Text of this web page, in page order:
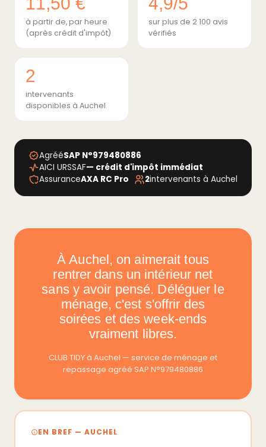
à partir de, par heure
(après crédit d'impôt)
sur plus de 2 100 avis
vérifiés
2
intervenants
disponibles à Auchel
AgrééSAP N°979480886
AICI URSSAF— crédit d'impôt immédiat
AssuranceAXA RC Pro 2intervenants à Auchel
À Auchel, on aimerait tous
rentrer dans un intérieur net
sans y avoir pensé. Déléguer le
ménage, c'est s'offrir des
soirées et des week-ends
vraiment libres.
CLUB TIDY à Auchel — service de ménage et
repassage agréé SAP N°979480886
EN BREF — AUCHEL